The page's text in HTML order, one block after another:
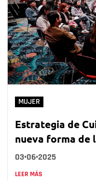
MUJER
Estrategia de
nueva forma de
03•06•2025
LEER MÁS